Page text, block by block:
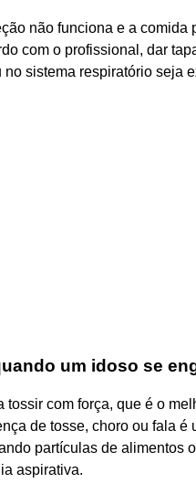
não funciona e a
com o profissional, dar
no sistema respiratório seja
um idoso se
tossir com força, que é o
de tosse, choro ou fala
partículas de alimentos
aspirativa.